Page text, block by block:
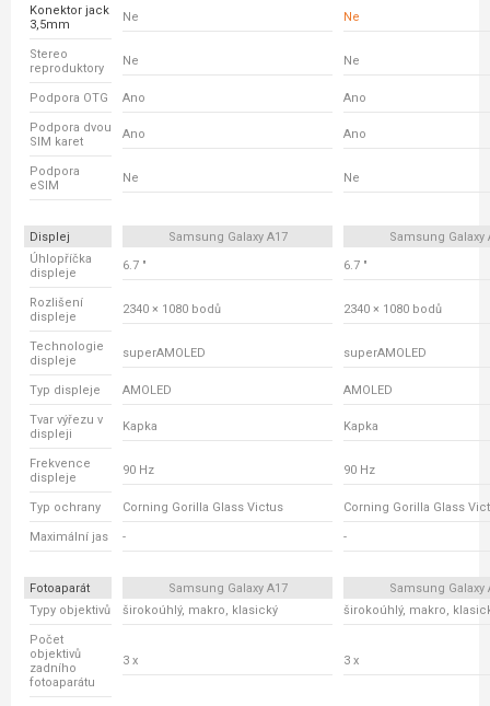
Konektor jack
3,5mm
Ne Ne
Stereo
reproduktory
Ne Ne
Podpora OTG Ano Ano
Podpora dvou
SIM karet
Ano Ano
Podpora
eSIM
Ne Ne
Displej Samsung Galaxy A17
Samsung Galaxy
Úhlopříčka
displeje
6.7 " 6.7 "
Rozlišení
displeje
2340 × 1080 bodů 2340 × 1080 bodů
Technologie
displeje
superAMOLED superAMOLED
Typ displeje AMOLED AMOLED
Tvar výřezu v
displeji
Kapka Kapka
Frekvence
displeje
90 Hz 90 Hz
Typ ochrany Corning Gorilla Glass Victus Corning Gorilla Glass
Maximální jas - -
Fotoaparát Samsung Galaxy A17
Samsung Galaxy
Typy objektivů
širokoúhlý, makro, klasický širokoúhlý, makro,
Počet
objektivů
zadního
fotoaparátu
3 x 3 x